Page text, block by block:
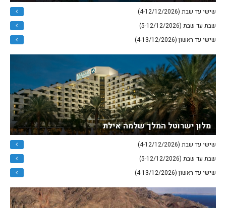
שישי עד שבת (4-12/12/2026)
שבת עד שבת (5-12/12/2026)
שישי עד ראשון (4-13/12/2026)
מלון ישרוטל המלך שלמה אילת
שישי עד שבת (4-12/12/2026)
שבת עד שבת (5-12/12/2026)
שישי עד ראשון (4-13/12/2026)